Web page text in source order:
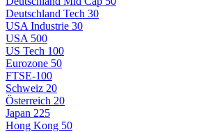
Deutschland Tech 30
USA Industrie 30
USA 500
US Tech 100
Eurozone 50
FTSE-100
Schweiz 20
Österreich 20
Japan 225
Hong Kong 50